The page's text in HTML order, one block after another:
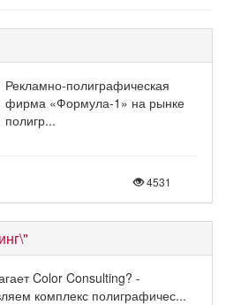
Рекламно-полиграфическая
фирма «Формула-1» на рынке
полигр...
4531
Color Consulting? -
комплекс полиграфичес...